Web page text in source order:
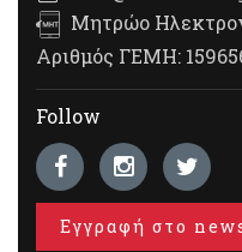
Μητρώο
Αριθμός ΓΕΜΗ:
Follow
Εγγραφή στο